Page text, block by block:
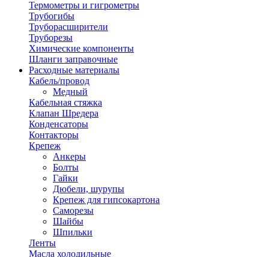
Термометры и гигрометры
Трубогибы
Труборасширители
Труборезы
Химические компоненты
Шланги заправочные
Расходные материалы
Кабель/провод
Медный
Кабельная стяжка
Клапан Шредера
Конденсаторы
Контакторы
Крепеж
Анкеры
Болты
Гайки
Дюбели, шурупы
Крепеж для гипсокартона
Саморезы
Шайбы
Шпильки
Ленты
Масла холодильные